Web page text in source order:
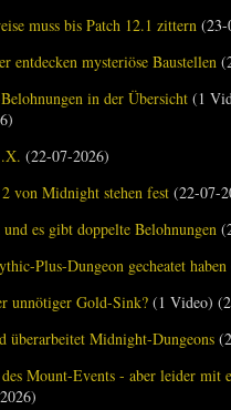
muss bis Patch 12.1 zittern (23-
entdecken mysteriöse Baustellen
in der Übersicht (1
(22-07-2026)
von Midnight stehen fest(22-07-
es gibt doppelte Belohnungen
Plus-Dungeon gecheatet haben
unnötiger Gold-Sink? (1 Video)
überarbeitet Midnight-Dungeons
Mount-Events - aber leider mit